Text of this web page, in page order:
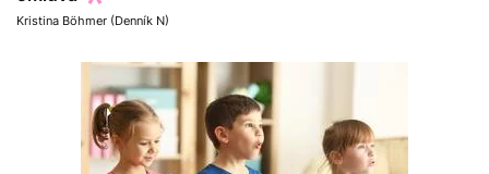
Kristina Böhmer (Denník N)